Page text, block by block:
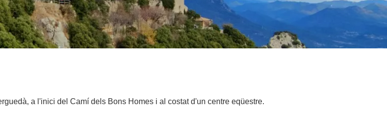
a l'inici del Camí dels Bons Homes i al costat d'un centre eqüestre.